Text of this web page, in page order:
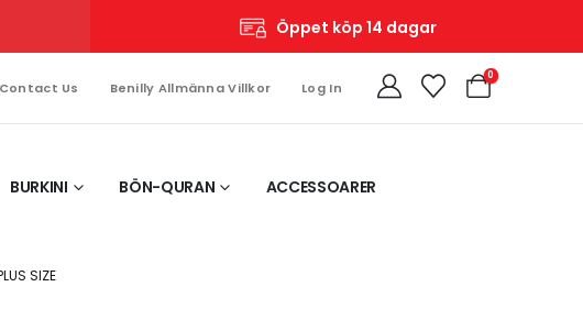
Öppet köp 14 dagar
Contact Us Benilly Allmänna Villkor Log In
0
BURKINI BÖN-QURAN ACCESSOARER
SIZE